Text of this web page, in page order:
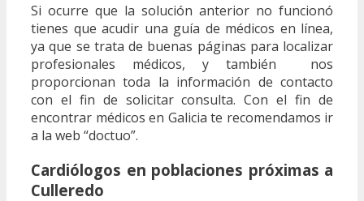
Si ocurre que la solución anterior no funcionó
tienes que acudir una guía de médicos en línea,
ya que se trata de buenas páginas para localizar
profesionales médicos, y también nos
proporcionan toda la información de contacto
con el fin de solicitar consulta. Con el fin de
encontrar médicos en Galicia te recomendamos ir
a la web “doctuo”.
Cardiólogos en poblaciones próximas a
Culleredo